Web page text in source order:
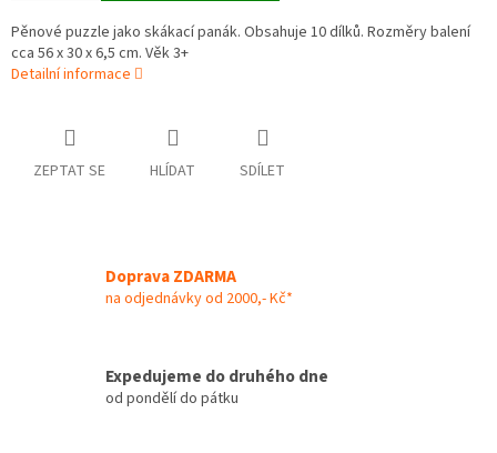
Pěnové puzzle jako skákací panák. Obsahuje 10 dílků. Rozměry balení
cca 56 x 30 x 6,5 cm. Věk 3+
Detailní informace
ZEPTAT SE HLÍDAT SDÍLET
Doprava ZDARMA
na odjednávky od 2000,- Kč*
Expedujeme do druhého dne
od pondělí do pátku